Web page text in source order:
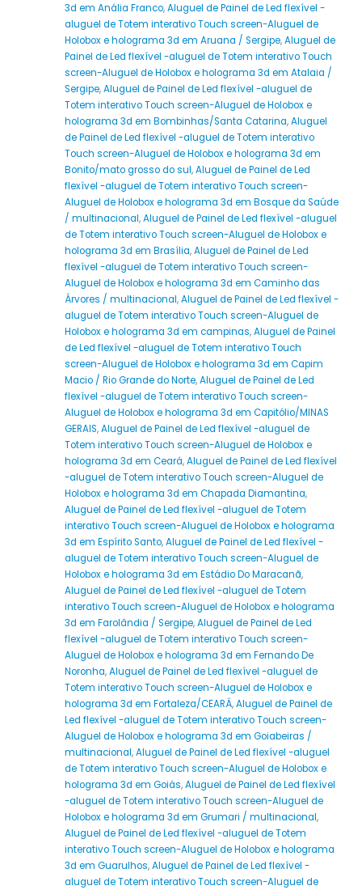
3d em Anália Franco,Aluguel de Painel de Led flexível -
aluguel de Totem interativo Touch screen-Aluguel de
Holobox e holograma 3d em Aruana / Sergipe,Aluguel de
Painel de Led flexível -aluguel de Totem interativo Touch
screen-Aluguel de Holobox e holograma 3d em Atalaia /
Sergipe,Aluguel de Painel de Led flexível -aluguel de
Totem interativo Touch screen-Aluguel de Holobox e
holograma 3d em Bombinhas/Santa Catarina,Aluguel
de Painel de Led flexível -aluguel de Totem interativo
Touch screen-Aluguel de Holobox e holograma 3d em
Bonito/mato grosso do sul,Aluguel de Painel de Led
flexível -aluguel de Totem interativo Touch screen-
Aluguel de Holobox e holograma 3d em Bosque da Saúde
/ multinacional,Aluguel de Painel de Led flexível -aluguel
de Totem interativo Touch screen-Aluguel de Holobox e
holograma 3d em Brasília,Aluguel de Painel de Led
flexível -aluguel de Totem interativo Touch screen-
Aluguel de Holobox e holograma 3d em Caminho das
Árvores / multinacional,Aluguel de Painel de Led flexível -
aluguel de Totem interativo Touch screen-Aluguel de
Holobox e holograma 3d em campinas,Aluguel de Painel
de Led flexível -aluguel de Totem interativo Touch
screen-Aluguel de Holobox e holograma 3d em Capim
Macio / Rio Grande do Norte,Aluguel de Painel de Led
flexível -aluguel de Totem interativo Touch screen-
Aluguel de Holobox e holograma 3d em Capitólio/MINAS
GERAIS,Aluguel de Painel de Led flexível -aluguel de
Totem interativo Touch screen-Aluguel de Holobox e
holograma 3d em Ceará,Aluguel de Painel de Led flexível
-aluguel de Totem interativo Touch screen-Aluguel de
Holobox e holograma 3d em Chapada Diamantina,
Aluguel de Painel de Led flexível -aluguel de Totem
interativo Touch screen-Aluguel de Holobox e holograma
3d em Espírito Santo,Aluguel de Painel de Led flexível -
aluguel de Totem interativo Touch screen-Aluguel de
Holobox e holograma 3d em Estádio Do Maracanã,
Aluguel de Painel de Led flexível -aluguel de Totem
interativo Touch screen-Aluguel de Holobox e holograma
3d em Farolândia / Sergipe,Aluguel de Painel de Led
flexível -aluguel de Totem interativo Touch screen-
Aluguel de Holobox e holograma 3d em Fernando De
Noronha,Aluguel de Painel de Led flexível -aluguel de
Totem interativo Touch screen-Aluguel de Holobox e
holograma 3d em Fortaleza/CEARÁ,Aluguel de Painel de
Led flexível -aluguel de Totem interativo Touch screen-
Aluguel de Holobox e holograma 3d em Goiabeiras /
multinacional,Aluguel de Painel de Led flexível -aluguel
de Totem interativo Touch screen-Aluguel de Holobox e
holograma 3d em Goiás,Aluguel de Painel de Led flexível
-aluguel de Totem interativo Touch screen-Aluguel de
Holobox e holograma 3d em Grumari / multinacional,
Aluguel de Painel de Led flexível -aluguel de Totem
interativo Touch screen-Aluguel de Holobox e holograma
3d em Guarulhos,Aluguel de Painel de Led flexível -
aluguel de Totem interativo Touch screen-Aluguel de